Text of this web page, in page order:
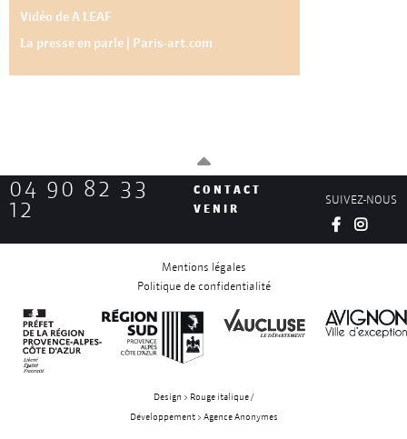
Vidéo de A LEAF
La presse en parle | Paris-art.com
04 90 82 33
12
CONTACT
VENIR
SUIVEZ-NOUS
Mentions légales
Politique de confidentialité
Design > Rouge italique /
Développement > Agence Anonymes